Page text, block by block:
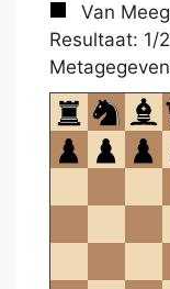
Van
Resultaat: 1/